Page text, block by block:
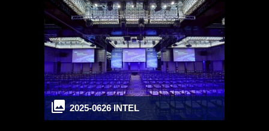
2025-0626 INTEL